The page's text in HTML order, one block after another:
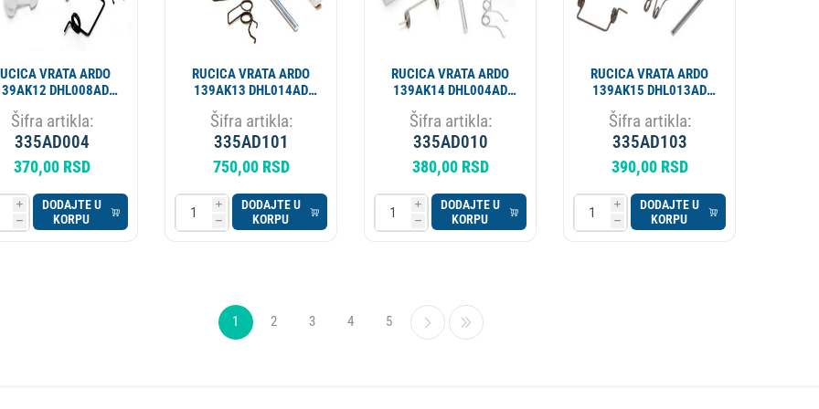
VRATA ARDO
DHL008AD
Šifra artikla:
335AD004
370,00 RSD
i
h
DODAJTE U
KORPU
RUCICA VRATA ARDO
139AK13 DHL014AD
Šifra artikla:
335AD101
750,00 RSD
i
h
DODAJTE U
KORPU
RUCICA VRATA ARDO
139AK14 DHL004AD
Šifra artikla:
335AD010
380,00 RSD
i
h
DODAJTE U
KORPU
RUCICA VRATA ARDO
139AK15 DHL013AD
Šifra artikla:
335AD103
390,00 RSD
i
h
DODAJTE U
KORPU
1 2 3 4 5